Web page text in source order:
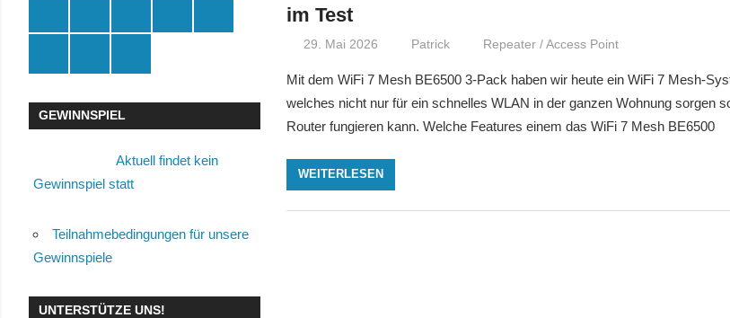
im Test
29. Mai 2026 Patrick Repeater / Access Point
Mit dem WiFi 7 Mesh BE6500 3-Pack haben wir heute ein WiFi 7 Mesh-
welches nicht nur für ein schnelles WLAN in der ganzen Wohnung sorgen
Router fungieren kann. Welche Features einem das WiFi 7 Mesh BE6500
WEITERLESEN
GEWINNSPIEL
Aktuell findet kein
Gewinnspiel statt
Teilnahmebedingungen für unsere
Gewinnspiele
UNTERSTÜTZE UNS!